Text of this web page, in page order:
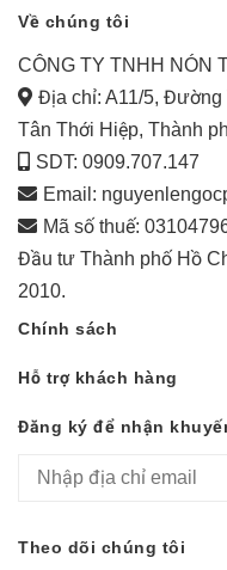
Về chúng tôi
CÔNG TY TNHH NÓN
Địa chỉ: A11/5,
Tân Thới Hiệp, Thành
SDT: 0909.707.147
Email:
Mã số thuế:
Đầu tư Thành phố Hồ
2010.
Chính sách
Hỗ trợ khách hàng
Đăng ký để nhận
Theo dõi chúng tôi